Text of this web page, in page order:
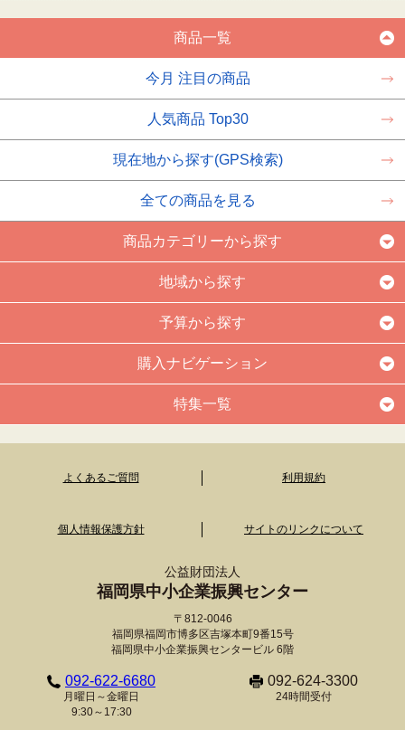
商品一覧
今月 注目の商品
人気商品 Top30
現在地から探す(GPS検索)
全ての商品を見る
商品カテゴリーから探す
地域から探す
予算から探す
購入ナビゲーション
特集一覧
よくあるご質問 利用規約
個人情報保護方針 サイトのリンクについて
公益財団法人
福岡県中小企業振興センター
〒812-0046
福岡県福岡市博多区吉塚本町9番15号
福岡県中小企業振興センタービル 6階
092-622-6680
月曜日～金曜日
9:30～17:30
092-624-3300
24時間受付